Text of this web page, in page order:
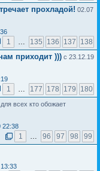
прохладой! 02.07
1 … 135 136 137 138
приходит ))) с 23.12.19
1 … 177 178 179 180
всех кто обожает
22:38
1 … 96 97 98 99